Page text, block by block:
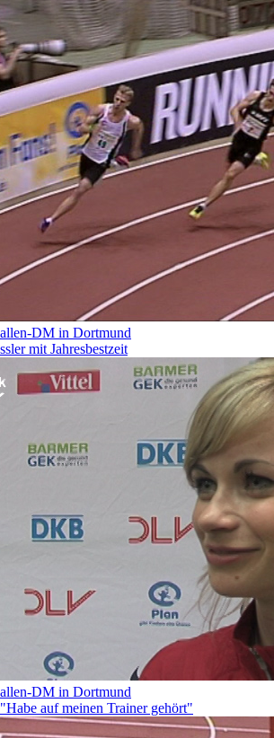
DM in Dortmund
mit Jahresbestzeit
DM in Dortmund
auf meinen Trainer gehört"